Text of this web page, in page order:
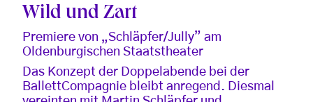
Wild und Zart
Premiere von „Schläpfer/Jully” am
Oldenburgischen Staatstheater
Das Konzept der Doppelabende bei der
BallettCompagnie bleibt anregend. Diesmal